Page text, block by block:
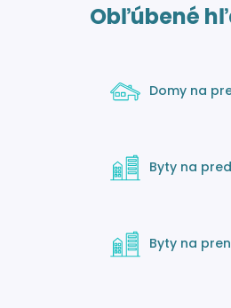
Obľúbené
Domy na
Byty na
Byty na